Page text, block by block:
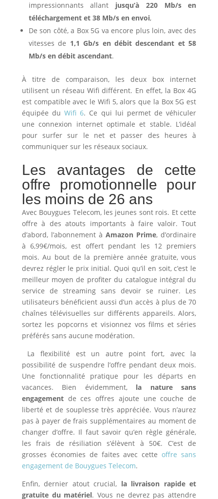
impressionnants allant jusqu’à 220 Mb/s en
téléchargement et 38 Mb/s en envoi,
De son côté, a Box 5G va encore plus loin, avec des
vitesses de 1,1 Gb/s en débit descendant et 58
Mb/s en débit ascendant.
À titre de comparaison, les deux box internet
utilisent un réseau Wifi différent. En effet, la Box 4G
est compatible avec le Wifi 5, alors que la Box 5G est
équipée duWifi 6. Ce qui lui permet de véhiculer
une connexion internet optimale et stable. L’idéal
pour surfer sur le net et passer des heures à
communiquer sur les réseaux sociaux.
Les avantages de cette
offre promotionnelle pour
les moins de 26 ans
Avec Bouygues Telecom, les jeunes sont rois. Et cette
offre à des atouts importants à faire valoir. Tout
d’abord, l’abonnement àAmazon Prime, d’ordinaire
à 6,99€/mois, est offert pendant les 12 premiers
mois. Au bout de la première année gratuite, vous
devrez régler le prix initial. Quoi qu’il en soit, c’est le
meilleur moyen de profiter du catalogue intégral du
service de streaming sans devoir se ruiner. Les
utilisateurs bénéficient aussi d’un accès à plus de 70
chaînes télévisuelles sur différents appareils. Alors,
sortez les popcorns et visionnez vos films et séries
préférés sans aucune modération.
La flexibilité est un autre point fort, avec la
possibilité de suspendre l’offre pendant deux mois.
Une fonctionnalité pratique pour les départs en
vacances. Bien évidemment,la nature sans
engagementde ces offres ajoute une couche de
liberté et de souplesse très appréciée. Vous n’aurez
pas à payer de frais supplémentaires au moment de
changer d’offre. Il faut savoir qu’en règle générale,
les frais de résiliation s’élèvent à 50€. C’est de
grosses économies de faites avec cetteoffre sans
engagement de Bouygues Telecom.
Enfin, dernier atout crucial, la livraison rapide et
gratuite du matériel. Vous ne devrez pas attendre